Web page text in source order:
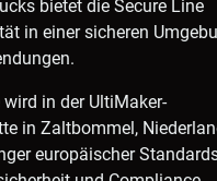
bietet die Secure Line
in einer sicheren
wird in der UltiMaker-
in Zaltbommel,
europäischer